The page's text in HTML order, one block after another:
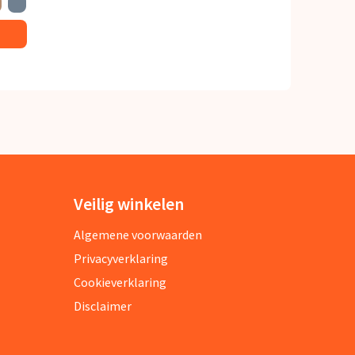
Veilig winkelen
Algemene voorwaarden
Privacyverklaring
Cookieverklaring
Disclaimer